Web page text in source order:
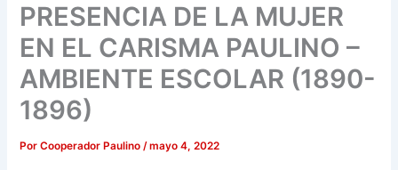
PRESENCIA DE LA MUJER
EN EL CARISMA PAULINO –
AMBIENTE ESCOLAR (1890-
1896)
PorCooperador Paulino/mayo 4, 2022